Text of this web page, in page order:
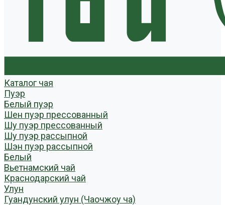
Каталог чая
Пуэр
Белый пуэр
Шен пуэр прессованный
Шу пуэр прессованный
Шу пуэр рассыпной
Шэн пуэр рассыпной
Белый
Вьетнамский чай
Краснодарский чай
Улун
Гуандунский улун (Чаочжоу ча)